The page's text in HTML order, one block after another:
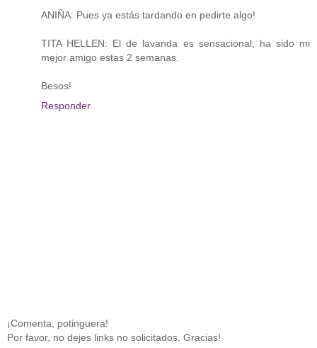
ANIÑA: Pues ya estás tardando en pedirte algo!
TITA HELLEN: El de lavanda es sensacional, ha sido mi
mejor amigo estas 2 semanas.
Besos!
Responder
¡Comenta, potinguera!
Por favor, no dejes links no solicitados. Gracias!